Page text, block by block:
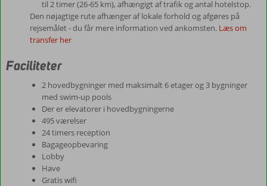
til 2 timer (26-65 km), afhængigt af trafik og antal hotelstop.
Den nøjagtige rute afhænger af lokale forhold og afgøres på
rejsemålet - du får mere information ved ankomsten. Læs om
transfer her
Faciliteter
2 hovedbygninger med maksimalt 6 etager og 3 bygninger
med swim-up pools
Der er elevatorer i hovedbygningerne
495 værelser
24 timers reception
Bagageopbevaring
Lobby
Have
Gratis wifi